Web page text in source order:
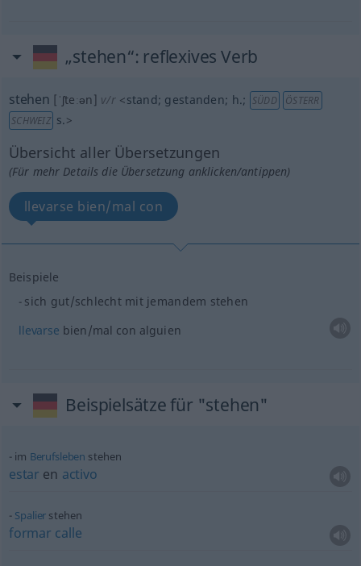
„stehen“: reflexives Verb
stehen [ˈʃteːən] v/r <stand; gestanden; h.; SÜDD
ÖSTERR
SCHWEIZ s.>
Übersicht aller Übersetzungen
(Für mehr Details die Übersetzung anklicken/antippen)
llevarse bien/mal con
Beispiele
sich gut/schlecht mit jemandem stehen
llevarse bien/mal con alguien
Beispielsätze für "stehen"
im Berufsleben stehen
estar en activo
Spalier stehen
formar calle